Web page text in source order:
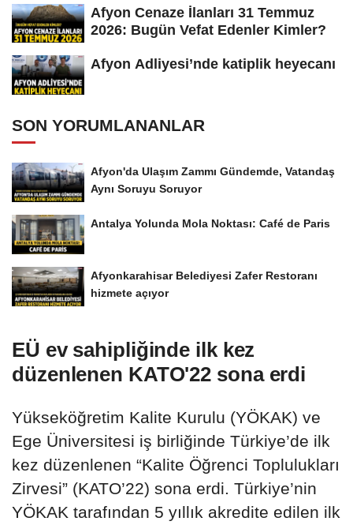
Afyon Cenaze İlanları 31 Temmuz
2026: Bugün Vefat Edenler Kimler?
Afyon Adliyesi’nde katiplik heyecanı
SON YORUMLANANLAR
Afyon'da Ulaşım Zammı Gündemde, Vatandaş
Aynı Soruyu Soruyor
Antalya Yolunda Mola Noktası: Café de Paris
Afyonkarahisar Belediyesi Zafer Restoranı
hizmete açıyor
EÜ ev sahipliğinde ilk kez
düzenlenen KATO'22 sona erdi
Yükseköğretim Kalite Kurulu (YÖKAK) ve
Ege Üniversitesi iş birliğinde Türkiye’de ilk
kez düzenlenen “Kalite Öğrenci Toplulukları
Zirvesi” (KATO’22) sona erdi. Türkiye’nin
YÖKAK tarafından 5 yıllık akredite edilen ilk